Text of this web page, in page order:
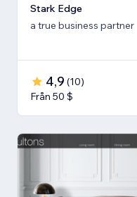
Stark Edge
a true business partner
4,9 (10)
Från 50 $